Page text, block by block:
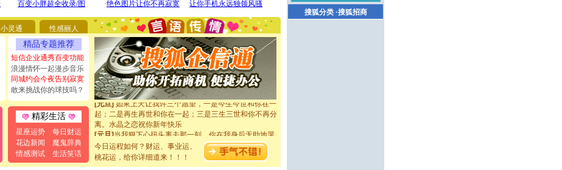
小灵通 性感丽人
精品专题推荐
短信企业通秀百变功能
浪漫情怀一起漫步音乐
同城约会今夜告别寂寞
敢来挑战你的球技吗？
精彩生活
星座运势
每日财运
花边新闻
魔鬼辞典
情感测试
生活笑话
要平安！千万要知足！千万不要忘记我！
[圣诞节]不只这样的日子才会想起你,而是这样的日子才
能正大光明地骚扰你,告诉你,圣诞要快乐!新年要快乐!天天
都要快乐噢!
[圣诞节]奉上一颗祝福的心,在这个特别的日子里,愿幸福,
如意,快乐,鲜花,一切美好的祝愿与你同在.圣诞快乐!
[元旦]看到你我会触电；看不到你我要充电；没有你我会
断电。爱你是我职业，想你是我事业，抱你是我特长，吻
你是我专业！水晶之恋祝你新年快乐
[元旦]如果上天让我许三个愿望，一是今生今世和你在一
起；二是再生再世和你在一起；三是三生三世和你不再分
离。水晶之恋祝你新年快乐
[元旦]当我狠下心扭头离去那一刻，你在我身后无助地哭
泣，这痛楚让我明白我多么爱你。我转身抱住你：这猪不
卖了。水晶之恋祝你新年快乐。
[春节]风柔雨润好月圆，半岛铁盒伴身边，每日尽显开心
今日运程如何？财运、事业运、
桃花运，给你详细道来！！！
搜狐分类·搜狐招商